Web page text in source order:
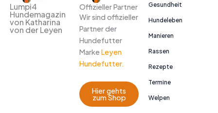
Lumpi4
Hundemagazin
von Katharina
von der Leyen
Offizieller Partner
Wir sind offizieller
Partner der
Hundefutter
Marke Leyen
Hundefutter.
Hier gehts
zum Shop
Gesundheit
Hundeleben
Manieren
Rassen
Rezepte
Termine
Welpen